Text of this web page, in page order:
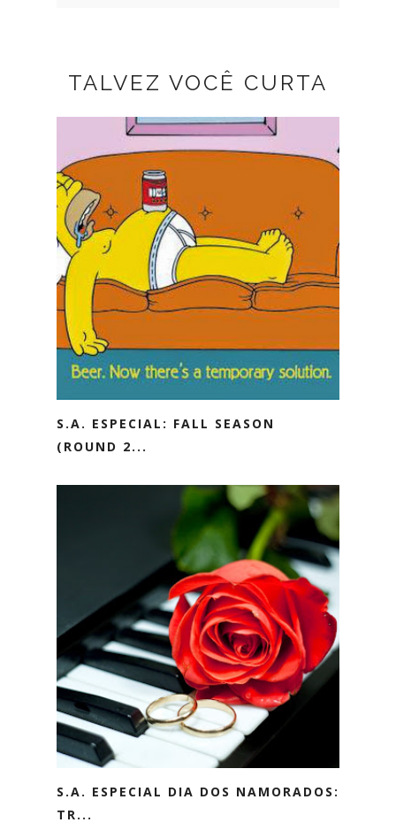
TALVEZ VOCÊ CURTA
S.A. ESPECIAL: FALL SEASON
(ROUND 2...
S.A. ESPECIAL DIA DOS NAMORADOS:
TR...